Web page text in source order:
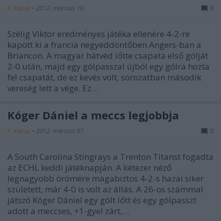
F. Kapus • 2012. március 10. 0
Szélig Viktor eredményes játéka ellenére 4-2-re
kapott ki a francia negyeddöntőben Angers-ban a
Briancon. A magyar hátvéd lőtte csapata első gólját
2-0 után, majd egy gólpasszal újból egy gólra hozta
fel csapatát, de ez kevés volt, sorozatban második
vereség lett a vége. Ez…
Kóger Dániel a meccs legjobbja
F. Kapus • 2012. március 07. 0
A South Carolina Stingrays a Trenton Titanst fogadta
az ECHL keddi játéknapján. A kétezer néző
legnagyobb örömére magabiztos 4-2-s hazai siker
született, már 4-0 is volt az állás. A 26-os számmal
játszó Kóger Dániel egy gólt lőtt és egy gólpasszt
adott a meccses, +1-gyel zárt,…